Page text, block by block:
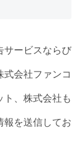
サービスならび
会社ファンコ
ト、株式会社も
報を送信してお